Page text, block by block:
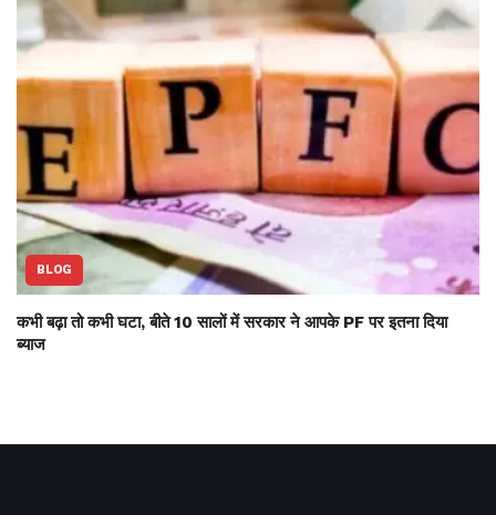
BLOG
कभी बढ़ा तो कभी घटा, बीते 10 सालों में सरकार ने आपके PF पर इतना दिया
ब्याज